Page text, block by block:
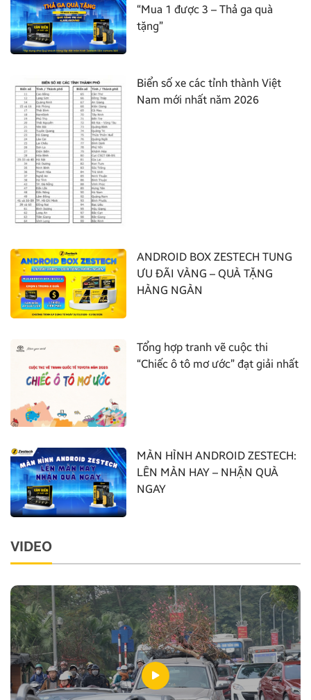
“Mua 1 được 3 – Thả ga quà
tặng”
Biển số xe các tỉnh thành Việt
Nam mới nhất năm 2026
ANDROID BOX ZESTECH TUNG
ƯU ĐÃI VÀNG – QUÀ TẶNG
HÀNG NGÀN
Tổng hợp tranh vẽ cuộc thi
“Chiếc ô tô mơ ước” đạt giải nhất
MÀN HÌNH ANDROID ZESTECH:
LÊN MÀN HAY – NHẬN QUÀ
NGAY
VIDEO